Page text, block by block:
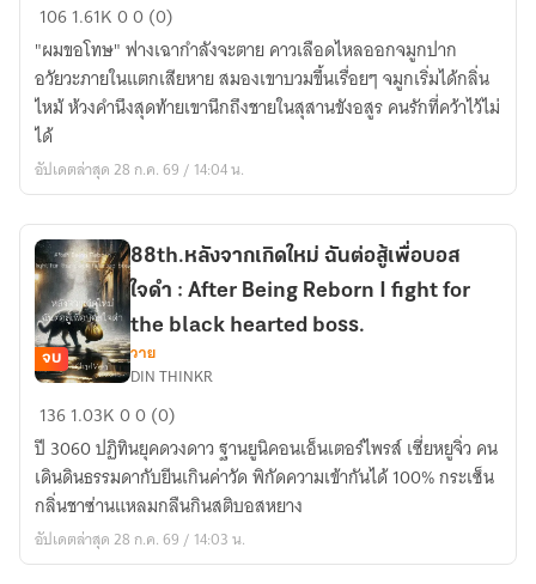
dedicated
myself
to
the
zombie
king.
(จบ
แล้ว)
จาก
เกิด
ใหม่
ฉัน
วิ่ง
เข้า
ใส่
เทพ
สงคราม
:
after
rebirth
I
at
the
God
of
War.
1061.61K00 (0)
"ผมขอโทษ" ฟางเฉากำลังจะตาย คาวเลือดไหลออกจมูกปาก
อวัยวะภายในแตกเสียหาย สมองเขาบวมขึ้นเรื่อยๆ จมูกเริ่มได้กลิ่น
ไหม้ ห้วงคำนึงสุดท้ายเขานึกถึงชายในสุสานขังอสูร คนรักที่คว้าไว้ไม่
ได้
อัปเดตล่าสุด 28 ก.ค. 69 / 14:04 น.
จาก
เกิด
ใหม่
ฉัน
ต่อสู้
เพื่อ
จบ
88th.หลังจากเกิดใหม่ ฉันต่อสู้เพื่อบอส
ใจดำ : After Being Reborn I fight for
the black hearted boss.
วาย
DIN THINKR
1361.03K00 (0)
ปี 3060 ปฏิทินยุคดวงดาว ฐานยูนิคอนเอ็นเตอร์ไพรส์ เซี่ยหยูจิ่ว คน
เดินดินธรรมดากับยีนเกินค่าวัด พิกัดความเข้ากันได้ 100% กระเซ็น
กลิ่นชาซ่านแหลมกลืนกินสติบอสหยาง
อัปเดตล่าสุด 28 ก.ค. 69 / 14:03 น.